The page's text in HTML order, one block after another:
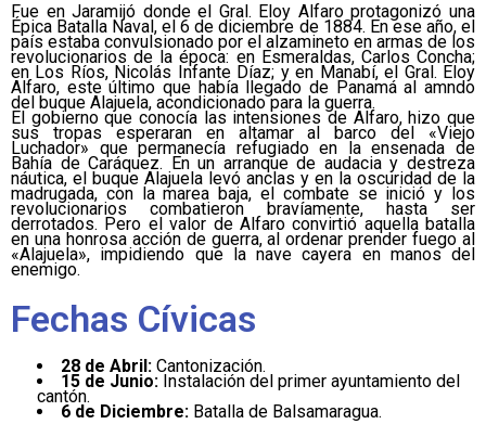
Fue en Jaramijó donde el Gral. Eloy Alfaro protagonizó una
Épica Batalla Naval, el 6 de diciembre de 1884. En ese año, el
país estaba convulsionado por el alzamineto en armas de los
revolucionarios de la época: en Esmeraldas, Carlos Concha;
en Los Ríos, Nicolás Infante Díaz; y en Manabí, el Gral. Eloy
Alfaro, este último que había llegado de Panamá al amndo
del buque Alajuela, acondicionado para la guerra.
El gobierno que conocía las intensiones de Alfaro, hizo que
sus tropas esperaran en altamar al barco del «Viejo
Luchador» que permanecía refugiado en la ensenada de
Bahía de Caráquez. En un arranque de audacia y destreza
náutica, el buque Alajuela levó anclas y en la oscuridad de la
madrugada, con la marea baja, el combate se inició y los
revolucionarios combatieron bravíamente, hasta ser
derrotados. Pero el valor de Alfaro convirtió aquella batalla
en una honrosa acción de guerra, al ordenar prender fuego al
«Alajuela», impidiendo que la nave cayera en manos del
enemigo.
Fechas Cívicas
28 de Abril: Cantonización.
15 de Junio: Instalación del primer ayuntamiento del
cantón.
6 de Diciembre: Batalla de Balsamaragua.